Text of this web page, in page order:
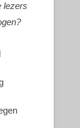
lezers